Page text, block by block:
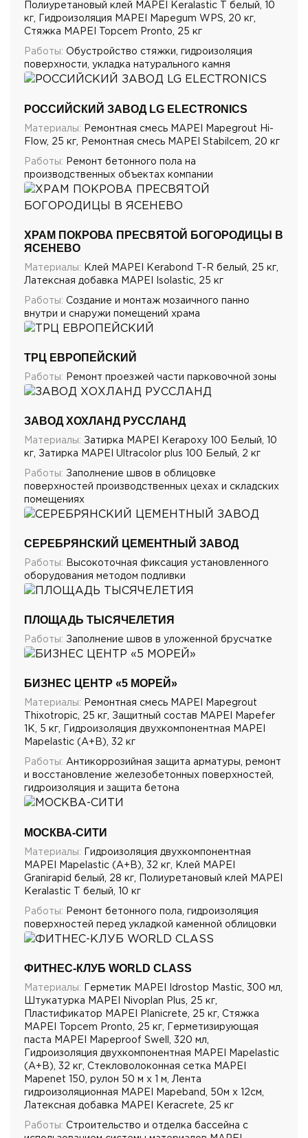
Полиуретановый клей MAPEI Keralastic T белый, 10
кг, Гидроизоляция MAPEI Mapegum WPS, 20 кг,
Стяжка MAPEI Topcem Pronto, 25 кг
Работы: Обустройство стяжки, гидроизоляция
поверхности, укладка натурального камня
РОССИЙСКИЙ ЗАВОД LG ELECTRONICS
Материалы: Ремонтная смесь MAPEI Mapegrout Hi-
Flow, 25 кг, Ремонтная смесь MAPEI Stabilcem, 20 кг
Работы: Ремонт бетонного пола на
производственных объектах компании
ХРАМ ПОКРОВА ПРЕСВЯТОЙ БОГОРОДИЦЫ В
ЯСЕНЕВО
Материалы: Клей MAPEI Kerabond T-R белый, 25 кг,
Латексная добавка MAPEI Isolastic, 25 кг
Работы: Создание и монтаж мозаичного панно
внутри и снаружи помещений храма
ТРЦ ЕВРОПЕЙСКИЙ
Работы: Ремонт проезжей части парковочной зоны
ЗАВОД ХОХЛАНД РУССЛАНД
Материалы: Затирка MAPEI Kerapoxy 100 Белый, 10
кг, Затирка MAPEI Ultracolor plus 100 Белый, 2 кг
Работы: Заполнение швов в облицовке
поверхностей производственных цехах и складских
помещениях
СЕРЕБРЯНСКИЙ ЦЕМЕНТНЫЙ ЗАВОД
Работы: Высокоточная фиксация установленного
оборудования методом подливки
ПЛОЩАДЬ ТЫСЯЧЕЛЕТИЯ
Работы: Заполнение швов в уложенной брусчатке
БИЗНЕС ЦЕНТР «5 МОРЕЙ»
Материалы: Ремонтная смесь MAPEI Mapegrout
Thixotropic, 25 кг, Защитный состав MAPEI Mapefer
1K, 5 кг, Гидроизоляция двухкомпонентная MAPEI
Mapelastic (А+B), 32 кг
Работы: Антикоррозийная защита арматуры, ремонт
и восстановление железобетонных поверхностей,
гидроизоляция и защита бетона
МОСКВА-СИТИ
Материалы: Гидроизоляция двухкомпонентная
MAPEI Mapelastic (А+B), 32 кг, Клей MAPEI
Granirapid белый, 28 кг, Полиуретановый клей MAPEI
Keralastic T белый, 10 кг
Работы: Ремонт бетонного пола, гидроизоляция
поверхностей перед укладкой каменной облицовки
ФИТНЕС-КЛУБ WORLD CLASS
Материалы: Герметик MAPEI Idrostop Mastic, 300 мл,
Штукатурка MAPEI Nivoplan Plus, 25 кг,
Пластификатор MAPEI Planicrete, 25 кг, Стяжка
MAPEI Topcem Pronto, 25 кг, Герметизирующая
паста MAPEI Mapeproof Swell, 320 мл,
Гидроизоляция двухкомпонентная MAPEI Mapelastic
(А+B), 32 кг, Стекловолоконная сетка MAPEI
Mapenet 150, рулон 50 м х 1 м, Лента
гидроизоляционная MAPEI Mapeband, 50м x 12см,
Латексная добавка MAPEI Keracrete, 25 кг
Работы: Строительство и отделка бассейна с